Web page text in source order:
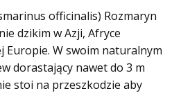
officinalis) Rozmaryn
dzikim w Azji, Afryce
Europie. W swoim naturalnym
dorastający nawet do 3 m
stoi na przeszkodzie aby